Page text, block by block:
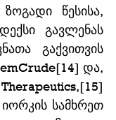
წესისა,
გავლენას
გაქვითვის
და,
სამხრეთ